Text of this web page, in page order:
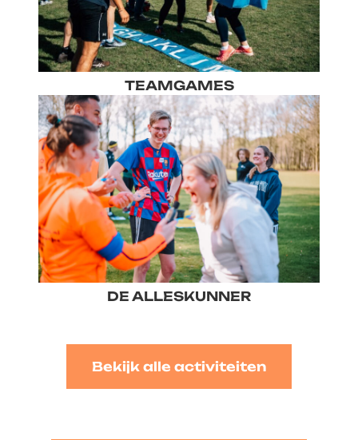
TEAMGAMES
DE ALLESKUNNER
Bekijk alle activiteiten